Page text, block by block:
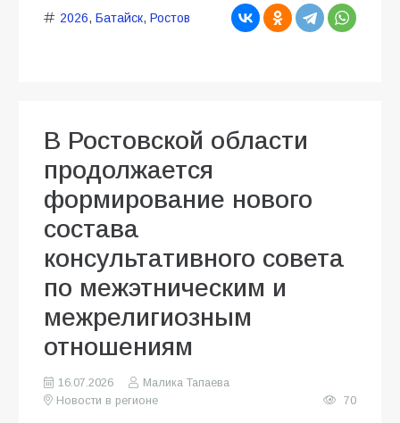
2026, Батайск, Ростов
В Ростовской области
продолжается
формирование нового
состава
консультативного совета
по межэтническим и
межрелигиозным
отношениям
16.07.2026
Малика Тапаева
Новости в регионе
70